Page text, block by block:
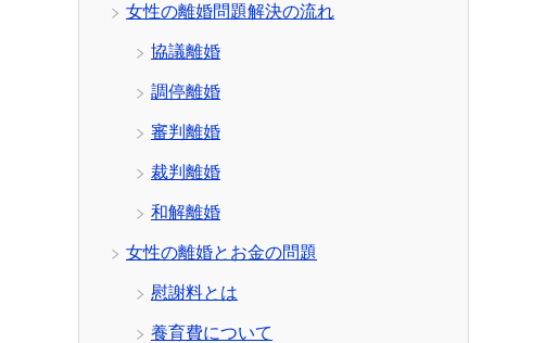
女性の離婚問題解決の流れ
協議離婚
調停離婚
審判離婚
裁判離婚
和解離婚
女性の離婚とお金の問題
慰謝料とは
養育費について